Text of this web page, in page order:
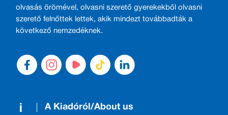
olvasás örömével, olvasni szerető gyerekekből olvasni
szerető felnőttek lettek, akik mindezt továbbadták a
következő nemzedéknek.
A Kiadóról/About us